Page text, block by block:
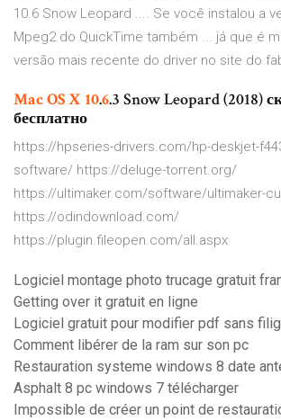
10.6 Snow Leopard .... Se você instalou a
Mpeg2 do QuickTime também ... já que é
versão mais recente do driver no site do
MacOSX 10.6.3 Snow Leopard (2018)
бесплатно
https://hpseries-drivers.com/hp-deskjet-
software/ https://deluge-torrent.org/
https://ultimaker.com/software/ultimaker-
https://odindownload.com/
https://plugin.fileopen.com/all.aspx
Logiciel montage photo trucage gratuit
Getting over it gratuit en ligne
Logiciel gratuit pour modifier pdf sans
Comment libérer de la ram sur son pc
Restauration systeme windows 8 date
Asphalt 8 pc windows 7 télécharger
Impossible de créer un point de